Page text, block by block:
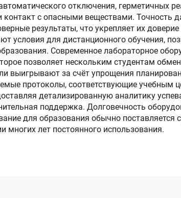
отключения, герметичных
с опасными веществами. Точность
результаты, что укрепляет их
условия для дистанционного обучения,
Современное лабораторное
позволяет нескольким студентам
выигрывают за счёт упрощения
протоколы, соответствующие
детализированную аналитику
поддержка. Долговечность
для образования обычно
лет постоянного использования.